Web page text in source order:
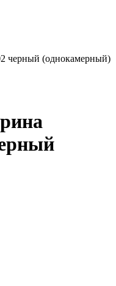
черный (однокамерный)